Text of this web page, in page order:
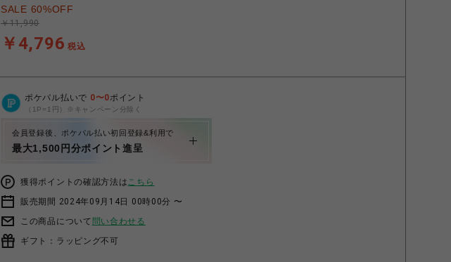
SALE 60%OFF
￥4,796 税込
￥11,990
ポケパル払いで 0〜0ポイント
（1P=1円）※キャンペーン分除く
会員登録後、ポケパル払い初回登録&利用で
最大1,500円分ポイント進呈
獲得ポイントの確認方法はこちら
販売期間 2024年09月14日 00時00分 〜
この商品について 問い合わせる
ギフト：ラッピング不可